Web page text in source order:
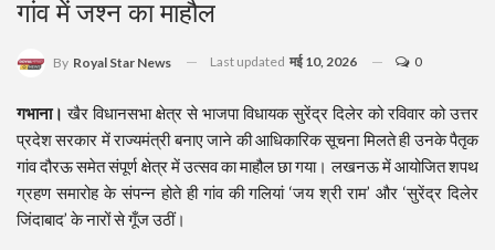
गांव में जश्न का माहौल
By Royal Star News Last updated मई 10, 2026 0
गभाना। खैर विधानसभा क्षेत्र से भाजपा विधायक सुरेंद्र दिलेर को रविवार को उत्तर
प्रदेश सरकार में राज्यमंत्री बनाए जाने की आधिकारिक सूचना मिलते ही उनके पैतृक
गांव दौरऊ समेत संपूर्ण क्षेत्र में उत्सव का माहौल छा गया। लखनऊ में आयोजित शपथ
ग्रहण समारोह के संपन्न होते ही गांव की गलियां ‘जय श्री राम’ और ‘सुरेंद्र दिलेर
जिंदाबाद’ के नारों से गूँज उठीं।